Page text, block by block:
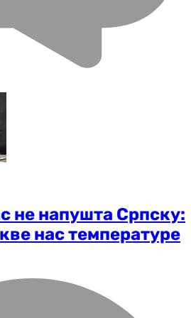
не напушта Српску:
нас температуре